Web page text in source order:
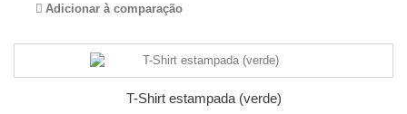
Adicionar à comparação
T-Shirt estampada (verde)